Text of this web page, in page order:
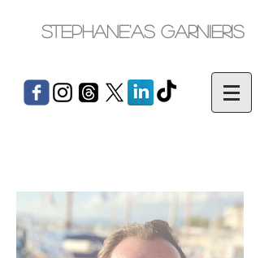
Stephane'as Garnieris